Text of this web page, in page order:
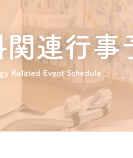
関連行事
Related Event Schedule